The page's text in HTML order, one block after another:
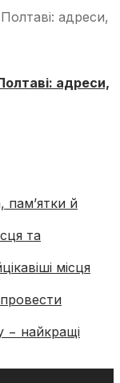
адреси,
пам’ятки й
та
місця
− найкращі